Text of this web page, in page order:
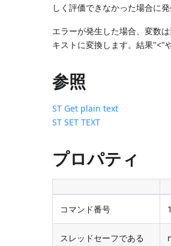
しく評価できなかった場合に
エラーが発生した場合、変数
キストに変換します。結果"<"
参照
ST Get plain text
ST SET TEXT
プロパティ
コマンド番号
スレッドセーフである